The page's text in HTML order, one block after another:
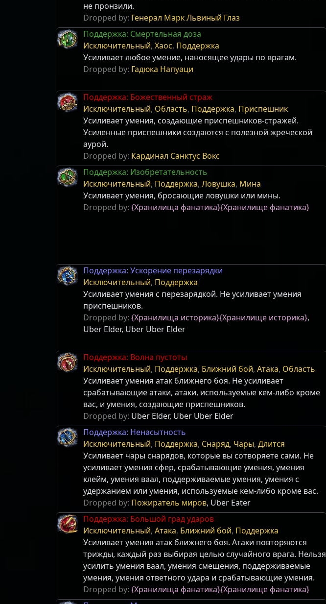
не пронзили.
Dropped by: Генерал Марк Львиный Глаз
Поддержка: Смертельная доза
Исключительный, Хаос, Поддержка
Усиливает любое умение, наносящее удары по врагам.
Dropped by: Гадюка Напуаци
Поддержка: Божественный страж
Исключительный, Область, Поддержка, Приспешник
Усиливает умения, создающие приспешников-стражей.
Усиленные приспешники создаются с полезной жреческой
аурой.
Dropped by: Кардинал Санктус Вокс
Поддержка: Изобретательность
Исключительный, Поддержка, Ловушка, Мина
Усиливает умения, бросающие ловушки или мины.
Dropped by: {Хранилища фанатика}{Хранилище фанатика}
Поддержка: Ускорение перезарядки
Исключительный, Поддержка
Усиливает умения с перезарядкой. Не усиливает умения
приспешников.
Dropped by: {Хранилища историка}{Хранилище историка},
Uber Elder, Uber Uber Elder
Поддержка: Волна пустоты
Исключительный, Поддержка, Ближний бой, Атака, Область
Усиливает умения атак ближнего боя. Не усиливает
срабатывающие атаки, атаки, используемые кем-либо кроме
вас, и умения, создающие приспешников.
Dropped by: Uber Elder, Uber Uber Elder
Поддержка: Ненасытность
Исключительный, Поддержка, Снаряд, Чары, Длится
Усиливает чары снарядов, которые вы сотворяете сами. Не
усиливает умения сфер, срабатывающие умения, умения
клейм, умения ваал, поддерживаемые умения, умения с
удержанием или умения, используемые кем-либо кроме вас.
Dropped by: Пожиратель миров, Uber Eater
Поддержка: Большой град ударов
Исключительный, Атака, Ближний бой, Поддержка
Усиливает умения атак ближнего боя. Атаки повторяются
трижды, каждый раз выбирая целью случайного врага. Нельзя
усилить умения ваал, умения смещения, поддерживаемые
умения, умения ответного удара и срабатывающие умения.
Dropped by: {Хранилища фанатика}{Хранилище фанатика}